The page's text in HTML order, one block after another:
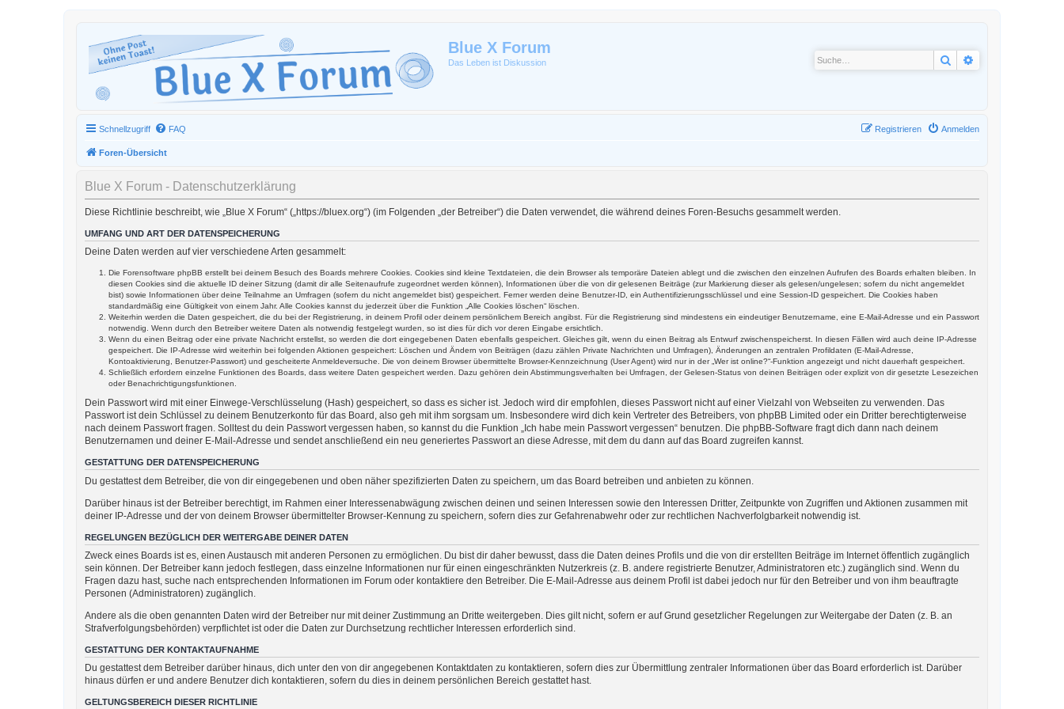
Blue X Forum
Das Leben ist Diskussion Suche
Schnellzugriff FAQ Anmelden
Registrieren
Foren-Übersicht
Blue X Forum - Datenschutzerklärung
Diese Richtlinie beschreibt, wie „Blue X Forum“ („https://bluex.org“) (im Folgenden „der Betreiber“) die Daten verwendet, die während deines Foren-Besuchs gesammelt werden.
UMFANG UND ART DER DATENSPEICHERUNG
Deine Daten werden auf vier verschiedene Arten gesammelt:
Die Forensoftware phpBB erstellt bei deinem Besuch des Boards mehrere Cookies. Cookies sind kleine Textdateien, die dein Browser als temporäre Dateien ablegt und die zwischen den einzelnen Aufrufen des Boards erhalten bleiben. In
diesen Cookies sind die aktuelle ID deiner Sitzung (damit dir alle Seitenaufrufe zugeordnet werden können), Informationen über die von dir gelesenen Beiträge (zur Markierung dieser als gelesen/ungelesen; sofern du nicht angemeldet
bist) sowie Informationen über deine Teilnahme an Umfragen (sofern du nicht angemeldet bist) gespeichert. Ferner werden deine Benutzer-ID, ein Authentifizierungsschlüssel und eine Session-ID gespeichert. Die Cookies haben
standardmäßig eine Gültigkeit von einem Jahr. Alle Cookies kannst du jederzeit über die Funktion „Alle Cookies löschen“ löschen.
Weiterhin werden die Daten gespeichert, die du bei der Registrierung, in deinem Profil oder deinem persönlichem Bereich angibst. Für die Registrierung sind mindestens ein eindeutiger Benutzername, eine E-Mail-Adresse und ein Passwort
notwendig. Wenn durch den Betreiber weitere Daten als notwendig festgelegt wurden, so ist dies für dich vor deren Eingabe ersichtlich.
Wenn du einen Beitrag oder eine private Nachricht erstellst, so werden die dort eingegebenen Daten ebenfalls gespeichert. Gleiches gilt, wenn du einen Beitrag als Entwurf zwischenspeicherst. In diesen Fällen wird auch deine IP-Adresse
gespeichert. Die IP-Adresse wird weiterhin bei folgenden Aktionen gespeichert: Löschen und Ändern von Beiträgen (dazu zählen Private Nachrichten und Umfragen), Änderungen an zentralen Profildaten (E-Mail-Adresse,
Kontoaktivierung, Benutzer-Passwort) und gescheiterte Anmeldeversuche. Die von deinem Browser übermittelte Browser-Kennzeichnung (User Agent) wird nur in der „Wer ist online?“-Funktion angezeigt und nicht dauerhaft gespeichert.
Schließlich erfordern einzelne Funktionen des Boards, dass weitere Daten gespeichert werden. Dazu gehören dein Abstimmungsverhalten bei Umfragen, der Gelesen-Status von deinen Beiträgen oder explizit von dir gesetzte Lesezeichen
oder Benachrichtigungsfunktionen.
Dein Passwort wird mit einer Einwege-Verschlüsselung (Hash) gespeichert, so dass es sicher ist. Jedoch wird dir empfohlen, dieses Passwort nicht auf einer Vielzahl von Webseiten zu verwenden. Das
Passwort ist dein Schlüssel zu deinem Benutzerkonto für das Board, also geh mit ihm sorgsam um. Insbesondere wird dich kein Vertreter des Betreibers, von phpBB Limited oder ein Dritter berechtigterweise
nach deinem Passwort fragen. Solltest du dein Passwort vergessen haben, so kannst du die Funktion „Ich habe mein Passwort vergessen“ benutzen. Die phpBB-Software fragt dich dann nach deinem
Benutzernamen und deiner E-Mail-Adresse und sendet anschließend ein neu generiertes Passwort an diese Adresse, mit dem du dann auf das Board zugreifen kannst.
GESTATTUNG DER DATENSPEICHERUNG
Du gestattest dem Betreiber, die von dir eingegebenen und oben näher spezifizierten Daten zu speichern, um das Board betreiben und anbieten zu können.
Darüber hinaus ist der Betreiber berechtigt, im Rahmen einer Interessenabwägung zwischen deinen und seinen Interessen sowie den Interessen Dritter, Zeitpunkte von Zugriffen und Aktionen zusammen mit
deiner IP-Adresse und der von deinem Browser übermittelter Browser-Kennung zu speichern, sofern dies zur Gefahrenabwehr oder zur rechtlichen Nachverfolgbarkeit notwendig ist.
REGELUNGEN BEZÜGLICH DER WEITERGABE DEINER DATEN
Zweck eines Boards ist es, einen Austausch mit anderen Personen zu ermöglichen. Du bist dir daher bewusst, dass die Daten deines Profils und die von dir erstellten Beiträge im Internet öffentlich zugänglich
sein können. Der Betreiber kann jedoch festlegen, dass einzelne Informationen nur für einen eingeschränkten Nutzerkreis (z. B. andere registrierte Benutzer, Administratoren etc.) zugänglich sind. Wenn du
Fragen dazu hast, suche nach entsprechenden Informationen im Forum oder kontaktiere den Betreiber. Die E-Mail-Adresse aus deinem Profil ist dabei jedoch nur für den Betreiber und von ihm beauftragte
Personen (Administratoren) zugänglich.
Andere als die oben genannten Daten wird der Betreiber nur mit deiner Zustimmung an Dritte weitergeben. Dies gilt nicht, sofern er auf Grund gesetzlicher Regelungen zur Weitergabe der Daten (z. B. an
Strafverfolgungsbehörden) verpflichtet ist oder die Daten zur Durchsetzung rechtlicher Interessen erforderlich sind.
GESTATTUNG DER KONTAKTAUFNAHME
Du gestattest dem Betreiber darüber hinaus, dich unter den von dir angegebenen Kontaktdaten zu kontaktieren, sofern dies zur Übermittlung zentraler Informationen über das Board erforderlich ist. Darüber
hinaus dürfen er und andere Benutzer dich kontaktieren, sofern du dies in deinem persönlichen Bereich gestattet hast.
GELTUNGSBEREICH DIESER RICHTLINIE